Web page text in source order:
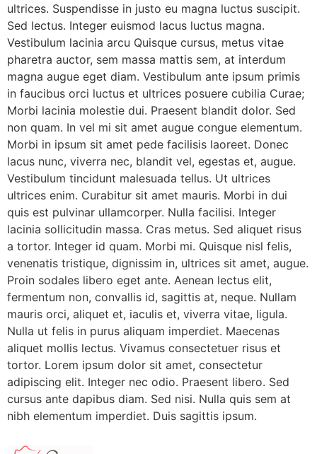
ultrices. Suspendisse in justo eu magna luctus suscipit.
Sed lectus. Integer euismod lacus luctus magna.
Vestibulum lacinia arcu Quisque cursus, metus vitae
pharetra auctor, sem massa mattis sem, at interdum
magna augue eget diam. Vestibulum ante ipsum primis
in faucibus orci luctus et ultrices posuere cubilia Curae;
Morbi lacinia molestie dui. Praesent blandit dolor. Sed
non quam. In vel mi sit amet augue congue elementum.
Morbi in ipsum sit amet pede facilisis laoreet. Donec
lacus nunc, viverra nec, blandit vel, egestas et, augue.
Vestibulum tincidunt malesuada tellus. Ut ultrices
ultrices enim. Curabitur sit amet mauris. Morbi in dui
quis est pulvinar ullamcorper. Nulla facilisi. Integer
lacinia sollicitudin massa. Cras metus. Sed aliquet risus
a tortor. Integer id quam. Morbi mi. Quisque nisl felis,
venenatis tristique, dignissim in, ultrices sit amet, augue.
Proin sodales libero eget ante. Aenean lectus elit,
fermentum non, convallis id, sagittis at, neque. Nullam
mauris orci, aliquet et, iaculis et, viverra vitae, ligula.
Nulla ut felis in purus aliquam imperdiet. Maecenas
aliquet mollis lectus. Vivamus consectetuer risus et
tortor. Lorem ipsum dolor sit amet, consectetur
adipiscing elit. Integer nec odio. Praesent libero. Sed
cursus ante dapibus diam. Sed nisi. Nulla quis sem at
nibh elementum imperdiet. Duis sagittis ipsum.